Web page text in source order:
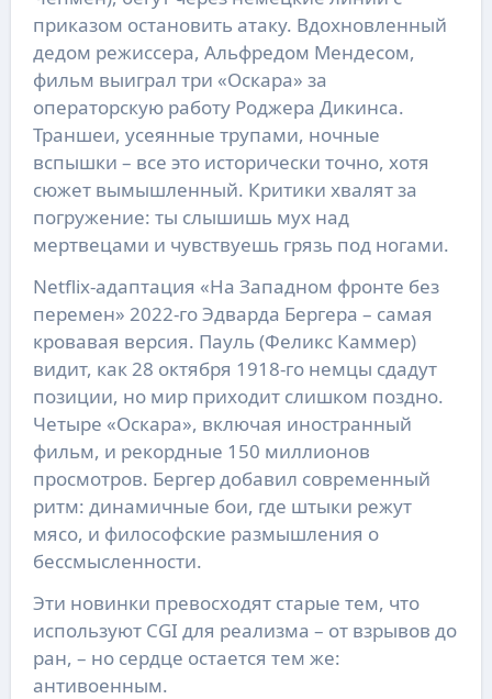
приказом остановить атаку. Вдохновленный
дедом режиссера, Альфредом Мендесом,
фильм выиграл три «Оскара» за
операторскую работу Роджера Дикинса.
Траншеи, усеянные трупами, ночные
вспышки – все это исторически точно, хотя
сюжет вымышленный. Критики хвалят за
погружение: ты слышишь мух над
мертвецами и чувствуешь грязь под ногами.
Netflix-адаптация «На Западном фронте без
перемен» 2022-го Эдварда Бергера – самая
кровавая версия. Пауль (Феликс Каммер)
видит, как 28 октября 1918-го немцы сдадут
позиции, но мир приходит слишком поздно.
Четыре «Оскара», включая иностранный
фильм, и рекордные 150 миллионов
просмотров. Бергер добавил современный
ритм: динамичные бои, где штыки режут
мясо, и философские размышления о
бессмысленности.
Эти новинки превосходят старые тем, что
используют CGI для реализма – от взрывов до
ран, – но сердце остается тем же:
антивоенным.